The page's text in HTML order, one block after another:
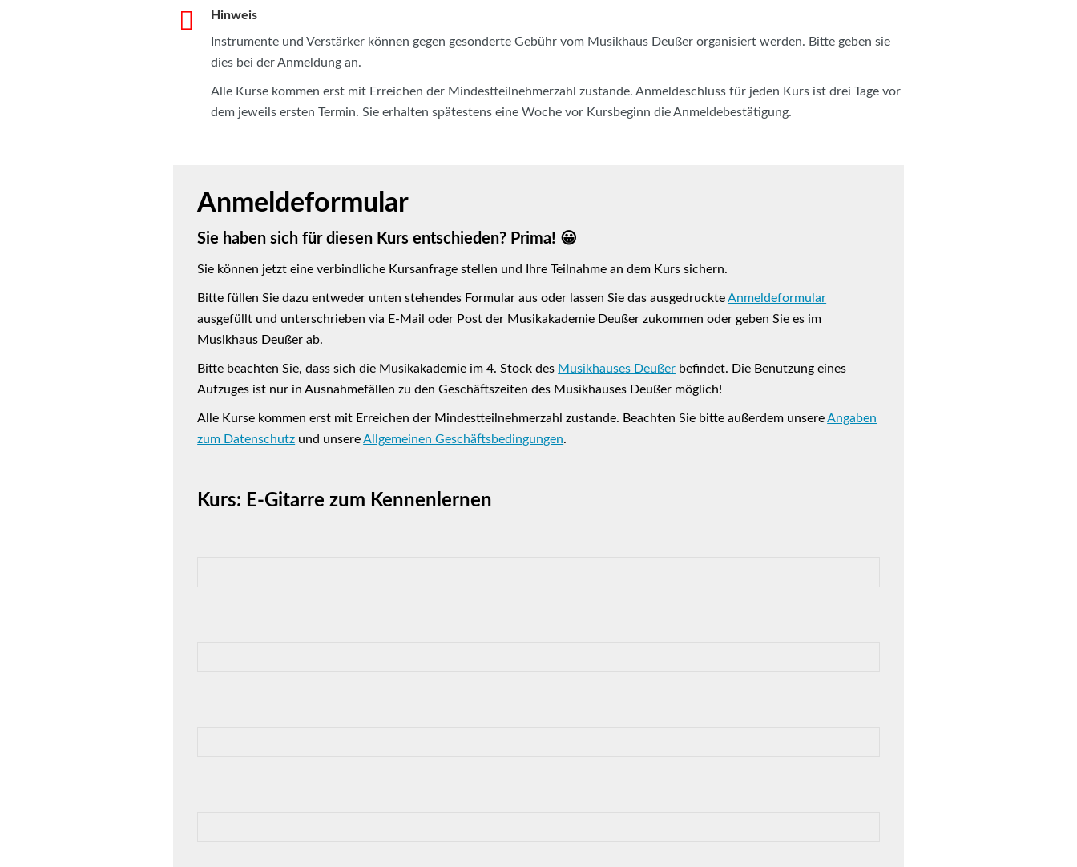
Hinweis
Instrumente und Verstärker können gegen gesonderte Gebühr vom Musikhaus Deußer organisiert werden. Bitte geben sie
dies bei der Anmeldung an.
Alle Kurse kommen erst mit Erreichen der Mindestteilnehmerzahl zustande. Anmeldeschluss für jeden Kurs ist drei Tage vor
dem jeweils ersten Termin. Sie erhalten spätestens eine Woche vor Kursbeginn die Anmeldebestätigung.
Anmeldeformular
Sie haben sich für diesen Kurs entschieden? Prima! 😀
Sie können jetzt eine verbindliche Kursanfrage stellen und Ihre Teilnahme an dem Kurs sichern.
Bitte füllen Sie dazu entweder unten stehendes Formular aus oder lassen Sie das ausgedruckteAnmeldeformular
ausgefüllt und unterschrieben via E-Mail oder Post der Musikakademie Deußer zukommen oder geben Sie es im
Musikhaus Deußer ab.
Bitte beachten Sie, dass sich die Musikakademie im 4. Stock des Musikhauses Deußer befindet. Die Benutzung eines
Aufzuges ist nur in Ausnahmefällen zu den Geschäftszeiten des Musikhauses Deußer möglich!
Alle Kurse kommen erst mit Erreichen der Mindestteilnehmerzahl zustande. Beachten Sie bitte außerdem unsereAngaben
zum Datenschutz und unsereAllgemeinen Geschäftsbedingungen.
Kurs: E-Gitarre zum Kennenlernen